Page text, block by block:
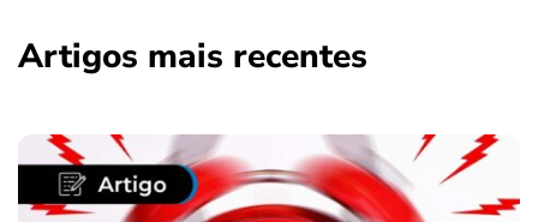
Artigos mais recentes